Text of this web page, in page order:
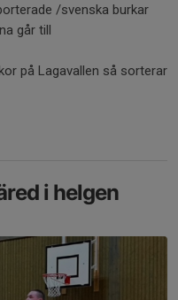
/svenska burkar
går till
på Lagavallen så sorterar
i helgen